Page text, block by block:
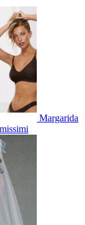
Margarida